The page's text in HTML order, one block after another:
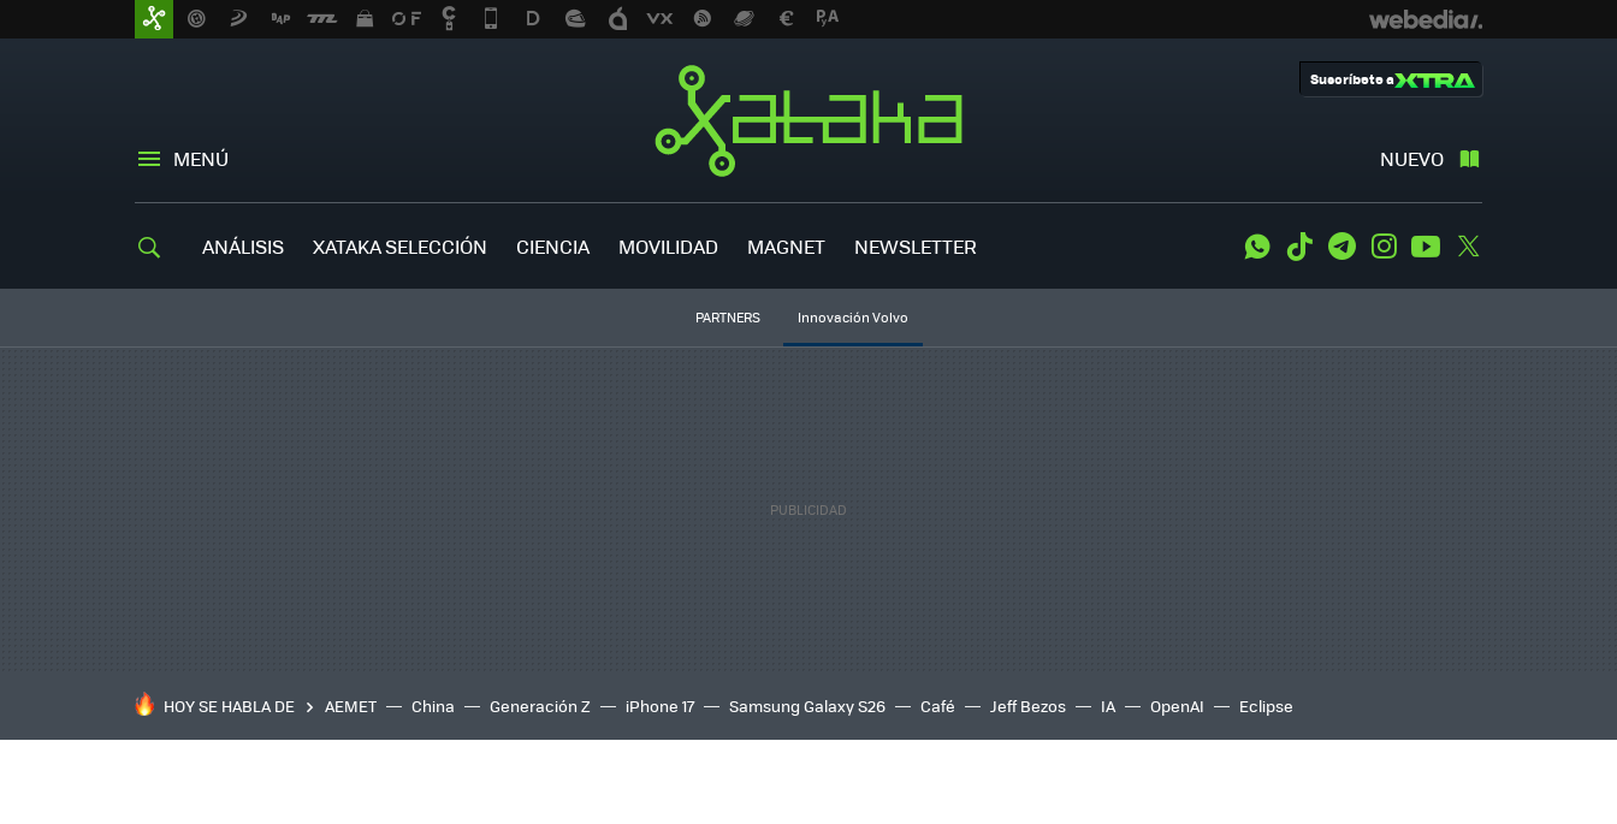
MENÚ NUEVO
Suscríbete a
ANÁLISIS XATAKA SELECCIÓN CIENCIA MOVILIDAD MAGNET NEWSLETTER WhatsApp
Tiktok TelegramInstagramYoutube
PARTNERS Innovación Volvo
HOY SE HABLA DE AEMET China Generación Z iPhone 17 Samsung Galaxy S26 Café Jeff Bezos IA OpenAI Eclipse